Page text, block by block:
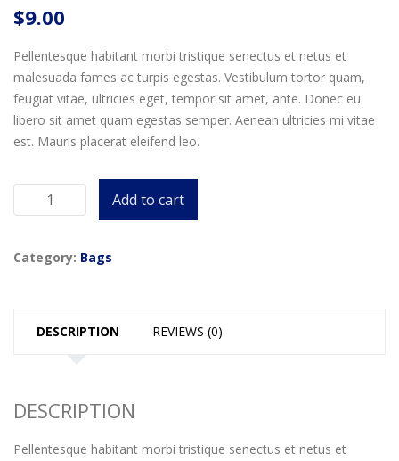
$9.00
Pellentesque habitant morbi tristique senectus et netus et
malesuada fames ac turpis egestas. Vestibulum tortor quam,
feugiat vitae, ultricies eget, tempor sit amet, ante. Donec eu
libero sit amet quam egestas semper. Aenean ultricies mi vitae
est. Mauris placerat eleifend leo.
Add to cart
Category: Bags
DESCRIPTION REVIEWS (0)
DESCRIPTION
Pellentesque habitant morbi tristique senectus et netus et